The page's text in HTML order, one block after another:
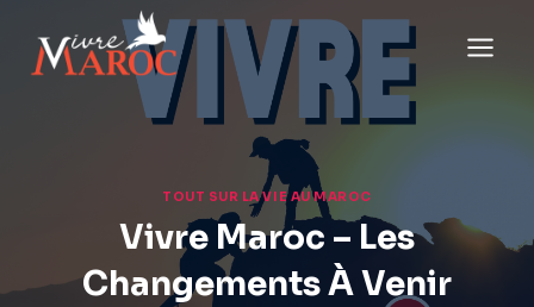
contenu
TOUT SUR LA VIE AU MAROC
Vivre Maroc – Les
Changements À Venir